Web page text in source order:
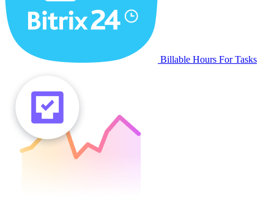
Billable Hours For Tasks